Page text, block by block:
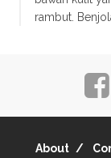
rambut.
About